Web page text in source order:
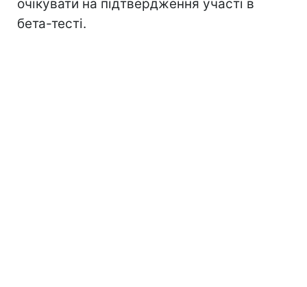
очікувати на підтвердження участі в
бета-тесті.